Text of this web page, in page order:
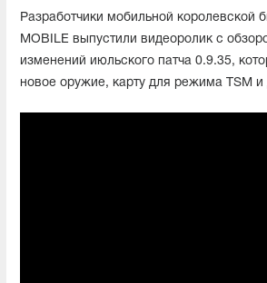
Разработчики мобильной королевской
MOBILE выпустили видеоролик с
изменений июльского патча 0.9.35,
новое оружие, карту для режима TSM и